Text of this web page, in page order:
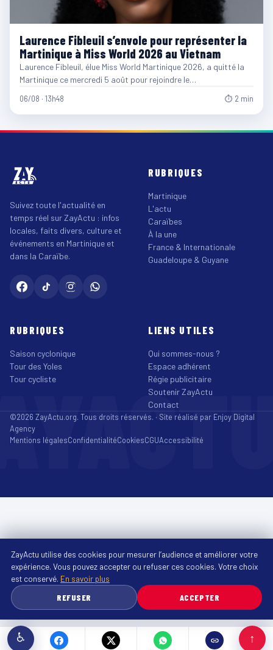
Laurence Fibleuil s’envole pour représenter la
Martinique à Miss World 2026 au Vietnam
Laurence Fibleuil, élue Miss World Martinique 2026, a quitté la
Martinique ce mercredi 5 août pour rejoindre le…
06/08 · 13h48 ⏱ 2 min
Suivez toute l'actualité en
temps réel sur ZayActu : infos
locales, faits divers, culture et
événements en Martinique et
dans la Caraïbe.
RUBRIQUES
Martinique
L'actu
Caraïbes
À la une
France & Internationale
Guadeloupe & Guyane
RUBRIQUES
Saison cyclonique
Tour des Yoles
Tour cycliste
LIENS UTILES
Qui sommes-nous ?
Espace adhérent
Régie publicitaire
Soutenir ZayActu
Contact
©2026 ZayActu.org. Tous droits réservés. · Site réalisé par Enjoy Digital
Agency
Mentions légalesConfidentialitéCookiesCGUAccessibilité
♿ ↑
ZayActu utilise des cookies pour mesurer l’audience et améliorer votre
expérience. Vous pouvez accepter ou refuser ces cookies. Votre choix
est conservé. En savoir plus
REFUSER
ACCEPTER